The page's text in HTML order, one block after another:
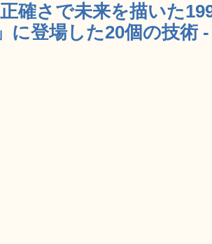
確さで未来を描いた
に登場した20個の技術